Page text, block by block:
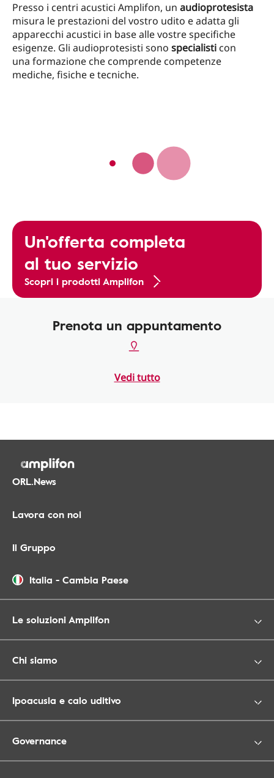
Presso i centri acustici Amplifon, un audioprotesista
misura le prestazioni del vostro udito e adatta gli
apparecchi acustici in base alle vostre specifiche
esigenze. Gli audioprotesisti sono specialisti con
una formazione che comprende competenze
mediche, fisiche e tecniche.
Un'offerta completa
al tuo servizio
Scopri i prodotti Amplifon
Prenota un appuntamento
Vedi tutto
ORL.News
Lavora con noi
Il Gruppo
Italia - Cambia Paese
Le soluzioni Amplifon
Chi siamo
Ipoacusia e calo uditivo
Governance